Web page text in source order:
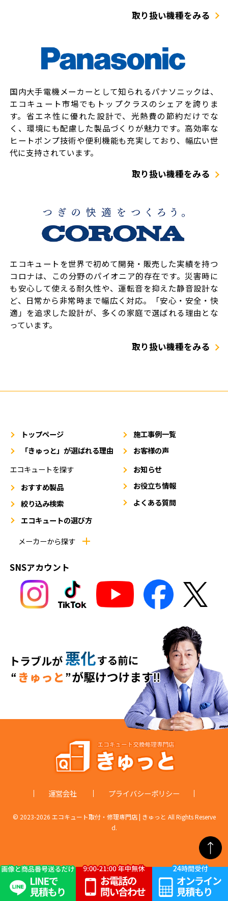
取り扱い機種をみる
国内大手電機メーカーとして知られるパナソニックは、
エコキュート市場でもトップクラスのシェアを誇りま
す。省エネ性に優れた設計で、光熱費の節約だけでな
く、環境にも配慮した製品づくりが魅力です。高効率な
ヒートポンプ技術や便利機能も充実しており、幅広い世
代に支持されています。
取り扱い機種をみる
エコキュートを世界で初めて開発・販売した実績を持つ
コロナは、この分野のパイオニア的存在です。災害時に
も安心して使える耐久性や、運転音を抑えた静音設計な
ど、日常から非常時まで幅広く対応。「安心・安全・快
適」を追求した設計が、多くの家庭で選ばれる理由とな
っています。
取り扱い機種をみる
トップページ
「きゅっと」が選ばれる理由
エコキュートを探す
おすすめ製品
絞り込み検索
エコキュートの選び方
メーカーから探す
施工事例一覧
お客様の声
お知らせ
お役立ち情報
よくある質問
SNSアカウント
運営会社 プライバシーポリシー
© 2023-2026 エコキュート取付・修理専門店 | きゅっと All Rights Reserve
d.